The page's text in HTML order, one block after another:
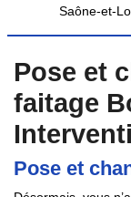
Saône-et-
Pose et
faitage
Pose et